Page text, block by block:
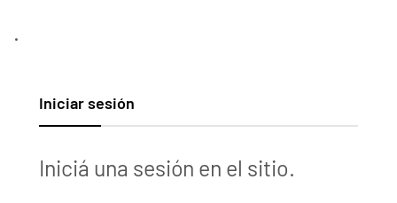
.
Iniciar sesión
Iniciá una sesión en el sitio.